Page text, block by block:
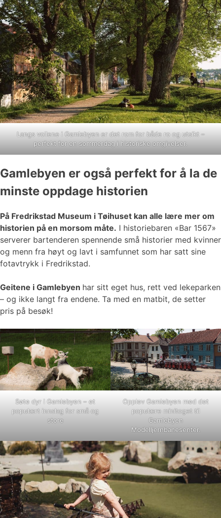
Langs vollene i Gamlebyen er det rom for både ro og utsikt –
perfekt for en sommerdag i historiske omgivelser.
Gamlebyen er også perfekt for å la de
minste oppdage historien
På Fredrikstad Museum i Tøihuset kan alle lære mer om
historien på en morsom måte. I historiebaren «Bar 1567»
serverer bartenderen spennende små historier med kvinner
og menn fra høyt og lavt i samfunnet som har satt sine
fotavtrykk i Fredrikstad.
Geitene i Gamlebyen har sitt eget hus, rett ved lekeparken
– og ikke langt fra endene. Ta med en matbit, de setter
pris på besøk!
Søte dyr i Gamlebyen – et
populært innslag for små og
store
Opplev Gamlebyen med det
populære minitoget til
Gamlebyen
Modelljernbanesenter.